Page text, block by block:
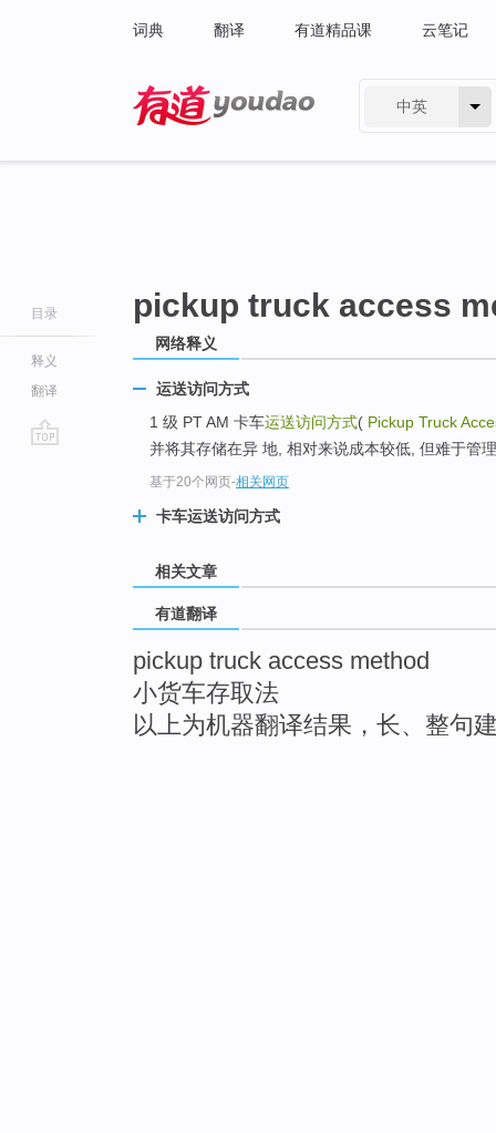
词典 翻译 有道精品课 云笔记
中英
目录
释义
翻译
pickup truck access
网络释义
运送访问方式
1 级 PT AM 卡车运送访问方式( Pickup Truck
并将其存储在异 地, 相对来说成本较低, 但难于管
基于20个网页-相关网页
卡车运送访问方式
相关文章
有道翻译
pickup truck access method
小货车存取法
以上为机器翻译结果，长、整句